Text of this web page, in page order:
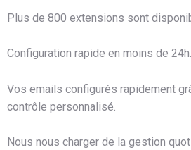
Plus de 800 extensions sont
Configuration rapide en moins de 24h.
Vos emails configurés rapidement
contrôle personnalisé.
Nous nous charger de la gestion